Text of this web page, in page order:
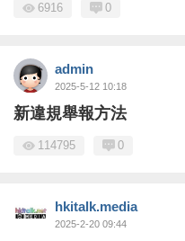
6916 0
admin
2025-5-12 10:18
新違規舉報方法
114795 0
hkitalk.media
2025-2-20 09:44